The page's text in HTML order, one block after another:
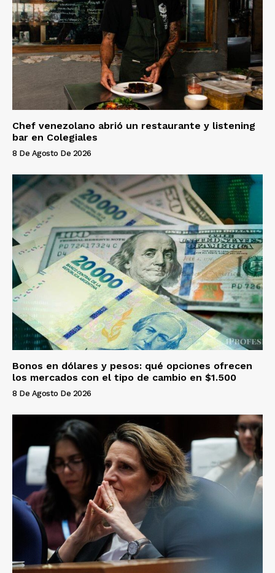
Chef venezolano abrió un restaurante y listening
bar en Colegiales
8 De Agosto De 2026
Bonos en dólares y pesos: qué opciones ofrecen
los mercados con el tipo de cambio en $1.500
8 De Agosto De 2026